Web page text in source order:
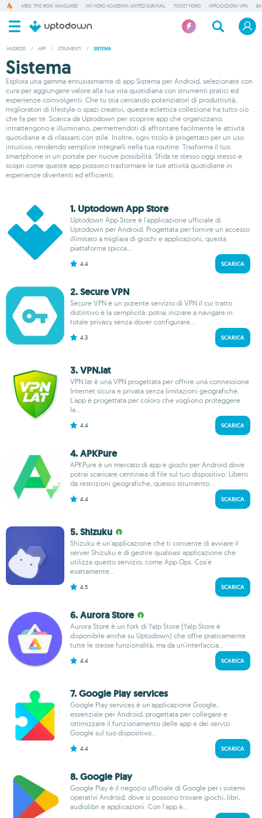
ARES: THE IRON VANGUARD MY HERO ACADEMIA UNITED SURVIVAL TICKET HERO APPLICAZIONI VPN
ANDROID / APP / STRUMENTI / SISTEMA
Sistema
Esplora una gamma entusiasmante di app Sistema per Android, selezionate con
cura per aggiungere valore alla tua vita quotidiana con strumenti pratici ed
esperienze coinvolgenti. Che tu stia cercando potenziatori di produttività,
miglioratori di lifestyle o spazi creativi, questa eclettica collezione ha tutto ciò
che fa per te. Scarica da Uptodown per scoprire app che organizzano,
intrattengono e illuminano, permettendoti di affrontare facilmente le attività
quotidiane e di rilassarti con stile. Inoltre, ogni titolo è progettato per un uso
intuitivo, rendendo semplice integrarli nella tua routine. Trasforma il tuo
smartphone in un portale per nuove possibilità. Sfida te stesso oggi stesso e
scopri come queste app possono trasformare le tue attività quotidiane in
esperienze divertenti ed efficienti.
1. Uptodown App Store
Uptodown App Store è l'applicazione ufficiale di
Uptodown per Android. Progettata per fornire un accesso
illimitato a migliaia di giochi e applicazioni, questa
piattaforma spicca...
4.4 SCARICA
2. Secure VPN
Secure VPN è un potente servizio di VPN il cui tratto
distintivo è la semplicità: potrai iniziare a navigare in
totale privacy senza dover configurare...
4.3 SCARICA
3. VPN.lat
VPN.lat è una VPN progettata per offrire una connessione
Internet sicura e privata senza limitazioni geografiche.
L'app è progettata per coloro che vogliono proteggere
la...
4.4 SCARICA
4. APKPure
APKPure è un mercato di app e giochi per Android dove
potrai scaricare centinaia di file sul tuo dispositivo. Libero
da restrizioni geografiche, questo strumento...
4.4 SCARICA
5. Shizuku
Shizuku è un'applicazione che ti consente di avviare il
server Shizuku e di gestire qualsiasi applicazione che
utilizza questo servizio, come App Ops. Cos'è
esattamente...
4.5 SCARICA
6. Aurora Store
Aurora Store è un fork di Yalp Store (Yalp Store è
disponibile anche su Uptodown) che offre praticamente
tutte le stesse funzionalità, ma da un'interfaccia...
4.4 SCARICA
7. Google Play services
Google Play services è un'applicazione Google,
essenziale per Android, progettata per collegare e
ottimizzare il funzionamento delle app e dei servizi
Google sul tuo dispositivo...
4.4 SCARICA
8. Google Play
Google Play è il negozio ufficiale di Google per i sistemi
operativi Android, dove si possono trovare giochi, libri,
audiolibri e applicazioni. Con l'app è...